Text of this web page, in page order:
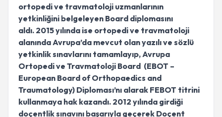
ortopedi ve travmatoloji uzmanlarının
yetkinliğini belgeleyen Board diplomasını
aldı. 2015 yılında ise ortopedi ve travmatoloji
alanında Avrupa’da mevcut olan yazılı ve sözlü
yetkinlik sınavlarını tamamlayıp, Avrupa
Ortopedi ve Travmatoloji Board (EBOT –
European Board of Orthopaedics and
Traumatology) Diploması’nı alarak FEBOT titrini
kullanmaya hak kazandı. 2012 yılında girdiği
doçentlik sınavını başarıyla geçerek Doçent